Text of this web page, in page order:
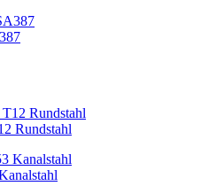
Rundstahl